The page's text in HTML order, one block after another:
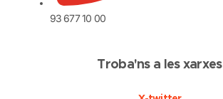
93 677 10 00
Troba'ns a les xarxes